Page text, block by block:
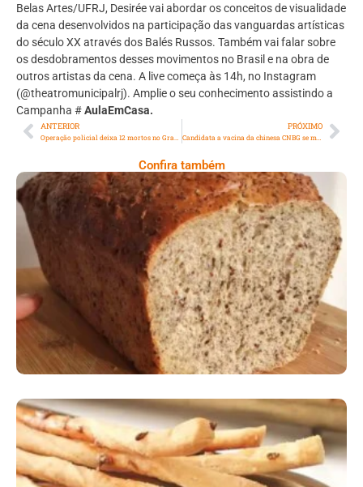
Belas Artes/UFRJ, Desirée vai abordar os conceitos de visualidade
da cena desenvolvidos na participação das vanguardas artísticas
do século XX através dos Balés Russos. Também vai falar sobre
os desdobramentos desses movimentos no Brasil e na obra de
outros artistas da cena. A live começa às 14h, no Instagram
(@theatromunicipalrj). Amplie o seu conhecimento assistindo a
Campanha #AulaEmCasa.
ANTERIOR PRÓXIMO
Candidata a vacina da chinesa CNBG se mostra promissora em testes
Confira também
Comer Bem: Pão Low Carb
Comer Bem: Palitinhos De Cebola E Salsa